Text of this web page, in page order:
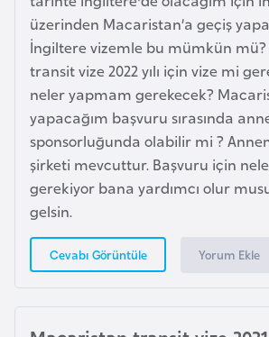
üzerinden Macaristan’a geçiş
İngiltere vizemle bu mümkün
transit vize 2022 yılı için vize mi
neler yapmam gerekecek?
yapacağım başvuru sırasında
sponsorluğunda olabilir mi ?
şirketi mevcuttur. Başvuru için
gerekiyor bana yardımcı olur
gelsin.
Cevabı Görüntüle Yorum Ekle
e
z
a
y
i
r
C
i
b
t